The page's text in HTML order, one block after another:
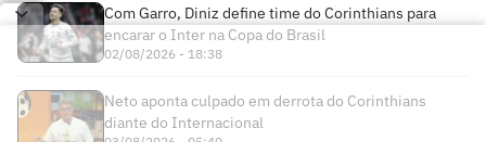
Com Garro, Diniz define time do Corinthians para
encarar o Inter na Copa do Brasil
02/08/2026 - 18:38
Neto aponta culpado em derrota do Corinthians
diante do Internacional
03/08/2026 - 05:40